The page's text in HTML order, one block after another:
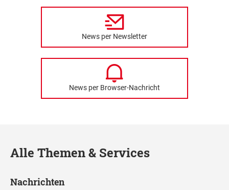
News per Newsletter
News per Browser-Nachricht
Alle Themen & Services
Nachrichten